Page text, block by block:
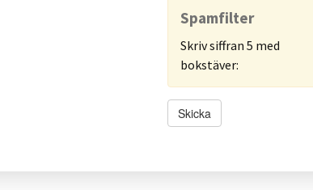
Spamfilter
Skriv siffran 5 med
bokstäver:
Skicka